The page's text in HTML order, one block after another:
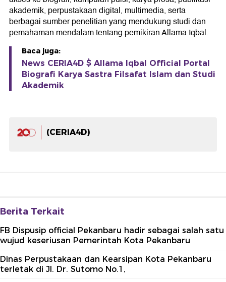
akademik, perpustakaan digital, multimedia, serta
berbagai sumber penelitian yang mendukung studi dan
pemahaman mendalam tentang pemikiran Allama Iqbal.
Baca juga:
News CERIA4D $ Allama Iqbal Official Portal
Biografi Karya Sastra Filsafat Islam dan Studi
Akademik
(CERIA4D)
Berita Terkait
FB Dispusip official Pekanbaru hadir sebagai salah satu
wujud keseriusan Pemerintah Kota Pekanbaru
Dinas Perpustakaan dan Kearsipan Kota Pekanbaru
terletak di Jl. Dr. Sutomo No.1,